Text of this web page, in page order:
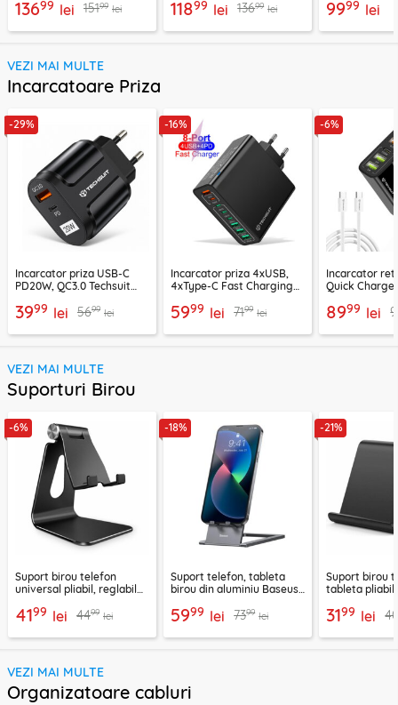
13699 lei 15199 lei 11899 lei 13699 lei 9999 lei
VEZI MAI MULTE
Incarcatoare Priza
-29%
Incarcator priza USB-C
PD20W, QC3.0 Techsuit
CHPD038
3999 lei 5699 lei
-16%
Incarcator priza 4xUSB,
4xType-C Fast Charging
negru, CHPD224
5999 lei 7199 lei
-6%
Incarcator
Quick Charge
CHC2
8999 lei
VEZI MAI MULTE
Suporturi Birou
-6%
Suport birou telefon
universal pliabil, reglabil
negru
4199 lei 4499 lei
-18%
Suport telefon, tableta
birou din aluminiu Baseus,
5999 lei 7399 lei
-21%
Suport birou
tableta pliabil
3199 lei
VEZI MAI MULTE
Organizatoare cabluri